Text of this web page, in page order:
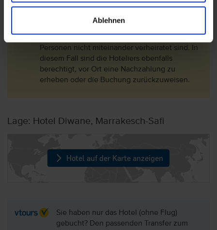
Ablehnen
dass es in Marokko für marokkanische
Staatsbürger nicht gestattet ist, mit einem
Landes ein Zimmer zu beziehen, wenn beide
Personen nicht miteinander verheiratet sind. In
diesem Fall sind die Hoteliers ebenfalls
berechtigt, vor Ort eine Nachzahlung zu
erheben oder die Buchung zurückzuweisen.
Lage: Hotel Diwane, Marrakesch-Safi
Hotel auf der Karte anzeigen
Sie haben nur das Hotel (ohne Flug)
gebucht? Den passenden Transfer zum